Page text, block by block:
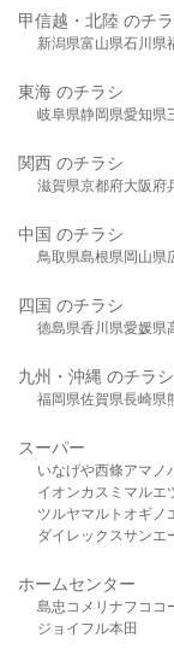
甲信越・北陸 のチ
新潟県富山県石川県
東海 のチラシ
岐阜県静岡県愛知県
関西 のチラシ
滋賀県京都府大阪府
中国 のチラシ
鳥取県島根県岡山県
四国 のチラシ
徳島県香川県愛媛県
九州・沖縄 のチラシ
福岡県佐賀県長崎県
スーパー
いなげや西條アマノ
イオンカスミ マルエ
ツルヤマルト オギノ
ダイレックスサンエ
ホームセンター
島忠 コメリ ナフコ コ
ジョイフル本田